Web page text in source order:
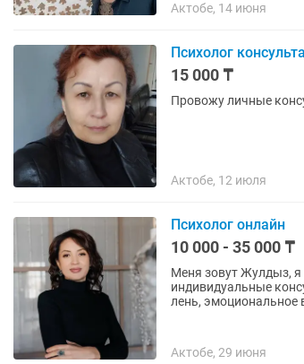
Актобе, 14 июня
Психолог
15 000 ₸
Провожу личные
Актобе, 12 июля
Психолог онлайн
10 000 - 35 000 ₸
Меня зовут Жулдыз, я
индивидуальные
лень, эмоциональное
Актобе, 29 июня